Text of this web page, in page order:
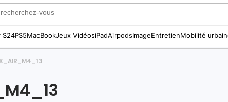
S24PS5MacBookJeux VidéosiPadAirpodsImageEntretienMobilité